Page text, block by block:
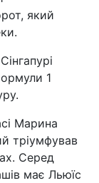
який
1
Марина
тріумфував
Серед
має Льюїс